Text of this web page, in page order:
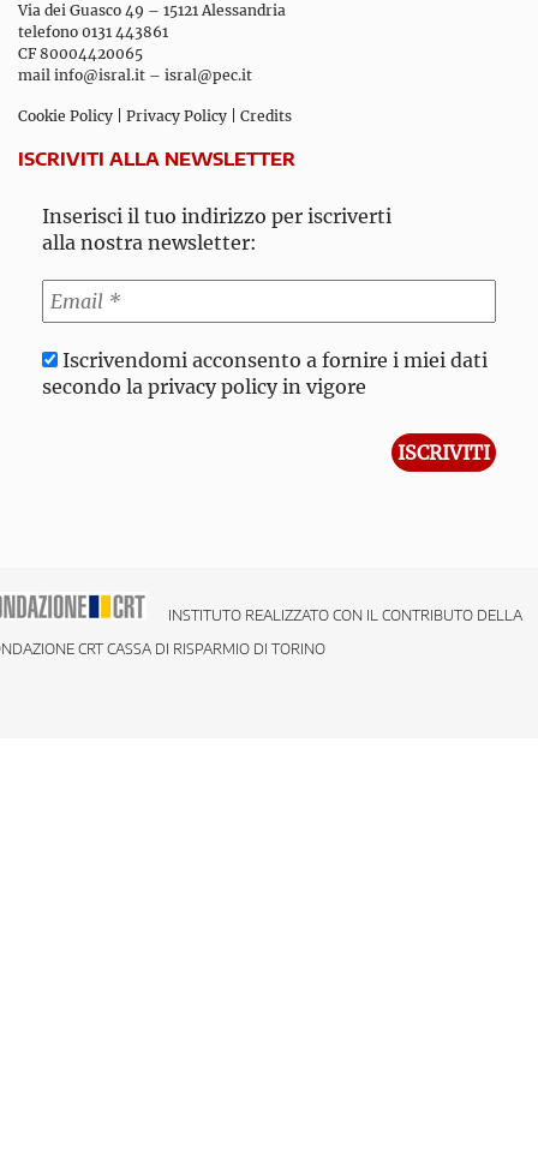
Via dei Guasco 49 – 15121 Alessandria
telefono 0131 443861
CF 80004420065
mail info@isral.it – isral@pec.it
Cookie Policy Privacy Policy Credits
ISCRIVITI ALLA NEWSLETTER
Inserisci il tuo indirizzo per iscriverti
alla nostra newsletter:
Iscrivendomi acconsento a fornire i miei dati
secondo la privacy policy in vigore
INSTITUTO REALIZZATO CON IL CONTRIBUTO DELLA
CRT CASSA DI RISPARMIO DI TORINO